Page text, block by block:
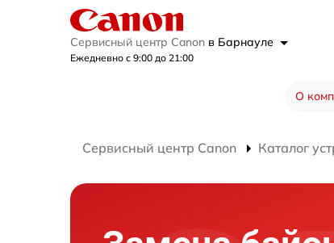
Сервисный центр Canon в Барнауле
Ежедневно с 9:00 до 21:00
О
Сервисный центр Canon Каталог